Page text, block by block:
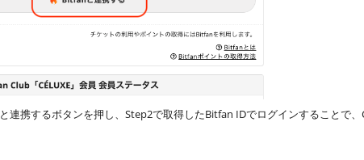
連携するボタンを押し、Step2で取得したBitfan IDでログインすることで、